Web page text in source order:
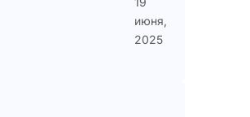
июня,
2025